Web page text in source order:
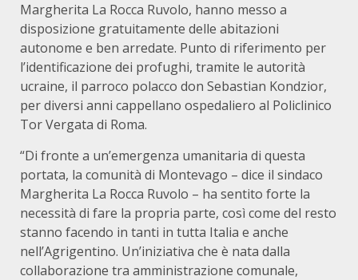
Margherita La Rocca Ruvolo, hanno messo a
disposizione gratuitamente delle abitazioni
autonome e ben arredate. Punto di riferimento per
l’identificazione dei profughi, tramite le autorità
ucraine, il parroco polacco don Sebastian Kondzior,
per diversi anni cappellano ospedaliero al Policlinico
Tor Vergata di Roma.
“Di fronte a un’emergenza umanitaria di questa
portata, la comunità di Montevago – dice il sindaco
Margherita La Rocca Ruvolo – ha sentito forte la
necessità di fare la propria parte, così come del resto
stanno facendo in tanti in tutta Italia e anche
nell’Agrigentino. Un’iniziativa che è nata dalla
collaborazione tra amministrazione comunale,